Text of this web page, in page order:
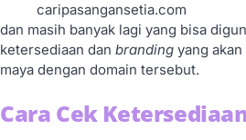
caripasangansetia.com
dan masih banyak lagi yang bisa
ketersediaan dan branding yang
maya dengan domain tersebut.
Cara Cek